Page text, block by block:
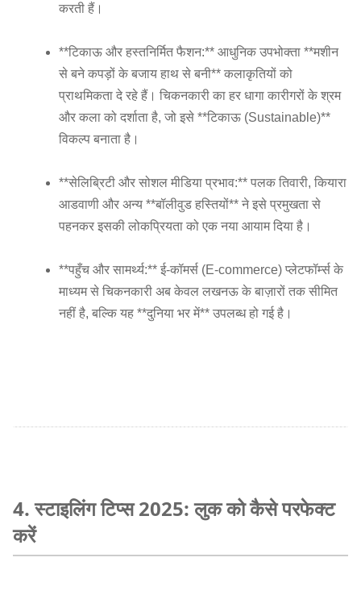
करती हैं।
**टिकाऊ और हस्तनिर्मित फैशन:** आधुनिक उपभोक्ता **मशीन
से बने कपड़ों के बजाय हाथ से बनी** कलाकृतियों को
प्राथमिकता दे रहे हैं। चिकनकारी का हर धागा कारीगरों के श्रम
और कला को दर्शाता है, जो इसे **टिकाऊ (Sustainable)**
विकल्प बनाता है।
**सेलिब्रिटी और सोशल मीडिया प्रभाव:** पलक तिवारी, कियारा
आडवाणी और अन्य **बॉलीवुड हस्तियों** ने इसे प्रमुखता से
पहनकर इसकी लोकप्रियता को एक नया आयाम दिया है।
**पहुँच और सामर्थ्य:** ई-कॉमर्स (E-commerce) प्लेटफॉर्म्स के
माध्यम से चिकनकारी अब केवल लखनऊ के बाज़ारों तक सीमित
नहीं है, बल्कि यह **दुनिया भर में** उपलब्ध हो गई है।
4. स्टाइलिंग टिप्स 2025: लुक को कैसे परफेक्ट
करें